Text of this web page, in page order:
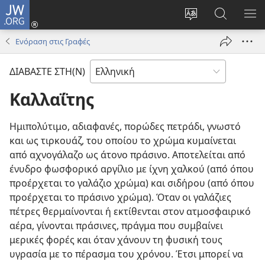
JW.ORG
Αλλαγή
γλώσσας
ιστότοπου
Σύνδεση
(ανοίγει
παράθυρο)
στο
JW.ORG
Ενόραση στις Γραφές
ΔΙΑΒΑΣΤΕ ΣΤΗ(Ν)
Καλλαΐτης
Ημιπολύτιμο, αδιαφανές, πορώδες πετράδι, γνωστό
και ως τιρκουάζ, του οποίου το χρώμα κυμαίνεται
από αχνογάλαζο ως άτονο πράσινο. Αποτελείται από
ένυδρο φωσφορικό αργίλιο με ίχνη χαλκού (από όπου
προέρχεται το γαλάζιο χρώμα) και σιδήρου (από όπου
προέρχεται το πράσινο χρώμα). Όταν οι γαλάζιες
πέτρες θερμαίνονται ή εκτίθενται στον ατμοσφαιρικό
αέρα, γίνονται πράσινες, πράγμα που συμβαίνει
μερικές φορές και όταν χάνουν τη φυσική τους
υγρασία με το πέρασμα του χρόνου. Έτσι μπορεί να